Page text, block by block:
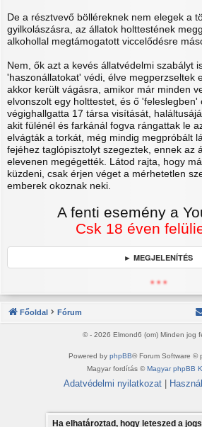
De a résztvevő bölléreknek nem elegek a
gyilkolászásra, az állatok holttestének
alkohollal megtámogatott viccelődésre
Nem, ők azt a kevés állatvédelmi szabályt
'haszonállatokat' védi, élve megperzseltek
akkor került vágásra, amikor már minden
elvonszolt egy holttestet, és ő 'feleslegben'
végighallgatta 17 társa visítását,
akit fülénél és farkánál fogva rángattak le
elvágták a torkát, még mindig megpróbált
fejéhez taglópisztolyt szegeztek, ennek az
elevenen megégették. Látod rajta, hogy
küzdeni, csak érjen véget a mérhetetlen
emberek okoznak neki.
A fenti esemény a
Csk 18 éven
► MEGJELENÍTÉS
* * *
Főoldal Fórum
© - 2026 Elmond6 (om) Minden jog
Powered by phpBB® Forum Software ©
Magyar fordítás ©Magyar phpBB
Adatvédelmi nyilatkozat |
Ha elhatároztad, hogy leteszed a